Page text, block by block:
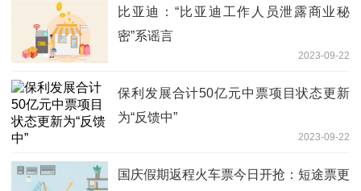
比亚迪：“比亚迪工作人员泄露商业秘
密”系谣言
2023-09-22
保利发展合计50亿元中票项目状态更新
为“反馈中”
2023-09-22
国庆假期返程火车票今日开抢：短途票更